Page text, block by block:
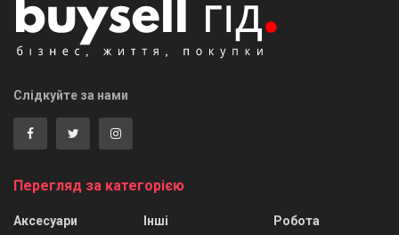
Слідкуйте за нами
Перегляд за категорією
Аксесуари
Інші
Робота